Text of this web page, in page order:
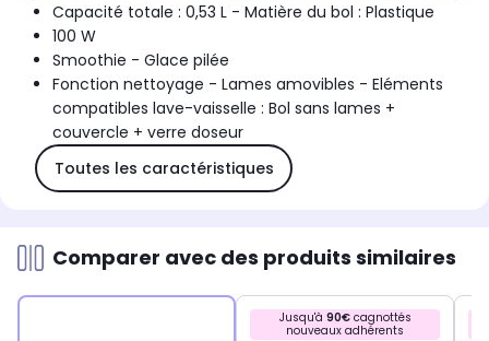
Capacité totale : 0,53 L - Matière du bol : Plastique
100 W
Smoothie - Glace pilée
Fonction nettoyage - Lames amovibles - Eléments
compatibles lave-vaisselle : Bol sans lames +
couvercle + verre doseur
Toutes les caractéristiques
Comparer avec des produits similaires
Jusqu'à 90€cagnottés
nouveaux adhérents